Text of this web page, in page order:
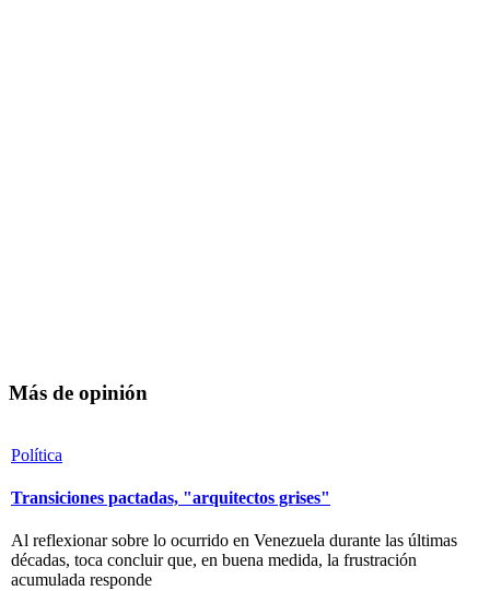
Más de opinión
Política
Transiciones pactadas, "arquitectos grises"
Al reflexionar sobre lo ocurrido en Venezuela durante las últimas
décadas, toca concluir que, en buena medida, la frustración
acumulada responde